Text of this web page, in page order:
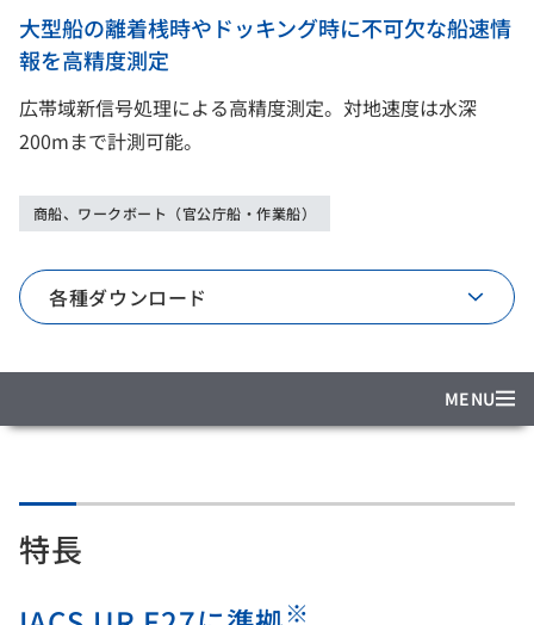
大型船の離着桟時やドッキング時に不可欠な船速情
報を高精度測定
広帯域新信号処理による高精度測定。対地速度は水深
200mまで計測可能。
商船、ワークボート（官公庁船・作業船）
各種ダウンロード
MENU
特長
※